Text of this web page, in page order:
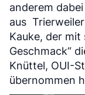
anderem
aus
Kauke, der mit
Geschmack“
Knüttel, OUI-
übernommen